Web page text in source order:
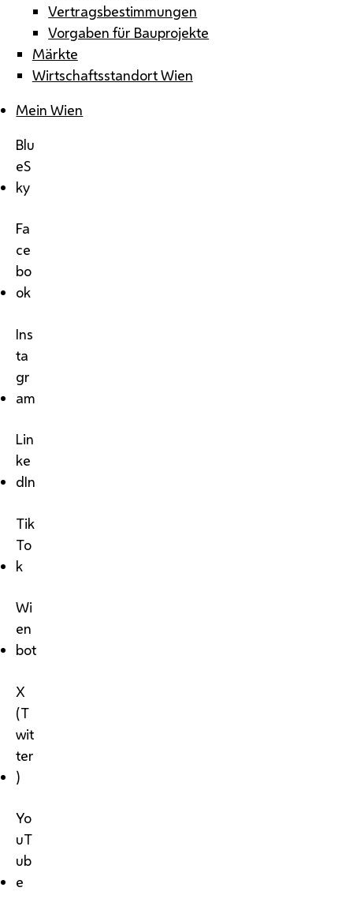
Vertragsbestimmungen
Vorgaben für Bauprojekte
Märkte
Wirtschaftsstandort Wien
Mein Wien
Blu
eS
ky
Fa
ce
bo
ok
Ins
ta
gr
am
Lin
ke
dIn
Tik
To
k
Wi
en
bot
X
(T
wit
ter
)
Yo
uT
ub
e